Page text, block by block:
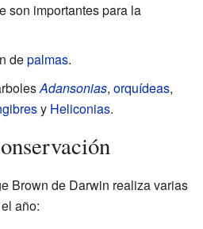
son importantes para la
depalmas.
Adansonias, orquídeas,
y Heliconias.
Brown de Darwin realiza varias
año: